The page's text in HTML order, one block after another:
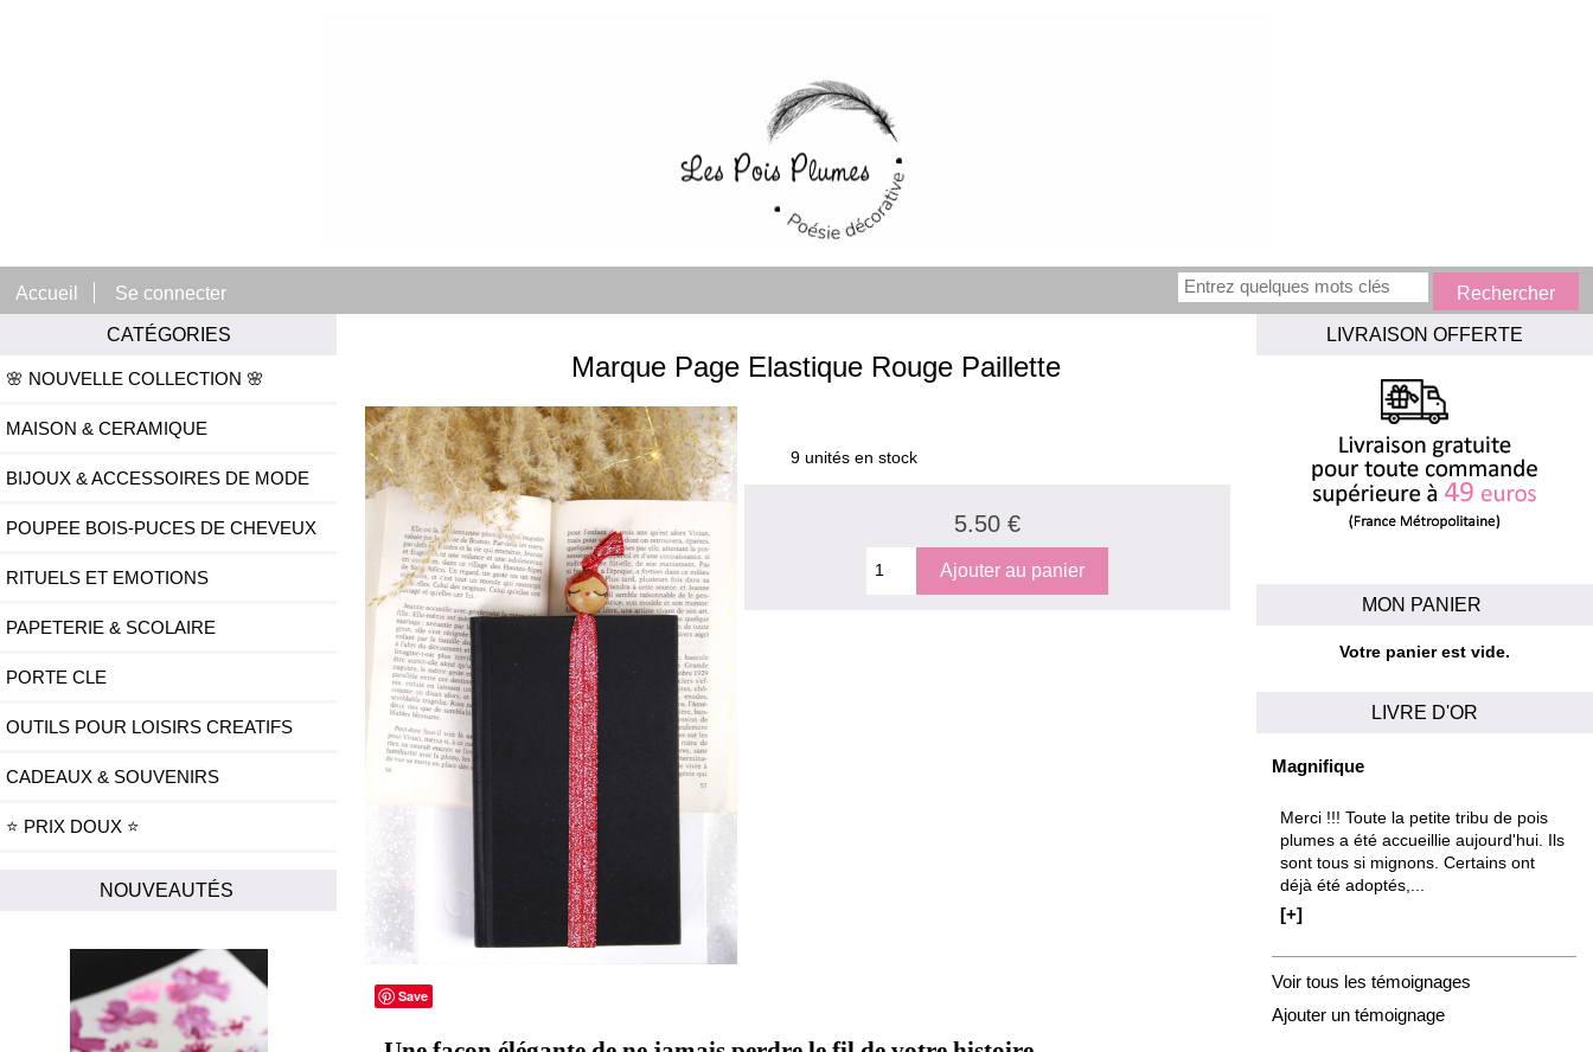
Accueil
Se connecter
CATÉGORIES
🌸 NOUVELLE COLLECTION 🌸
MAISON & CERAMIQUE
BIJOUX & ACCESSOIRES DE MODE
POUPEE BOIS-PUCES DE CHEVEUX
RITUELS ET EMOTIONS
PAPETERIE & SCOLAIRE
PORTE CLE
OUTILS POUR LOISIRS CREATIFS
CADEAUX & SOUVENIRS
⭐ PRIX DOUX ⭐
NOUVEAUTÉS
Marque Page Elastique Rouge Paillette
9 unités en stock
5.50 €
Save
LIVRAISON OFFERTE
MON PANIER
Votre panier est vide.
LIVRE D'OR
Magnifique
Merci !!! Toute la petite tribu de pois
plumes a été accueillie aujourd'hui. Ils
sont tous si mignons. Certains ont
déjà été adoptés,...
[+]
Voir tous les témoignages
Ajouter un témoignage